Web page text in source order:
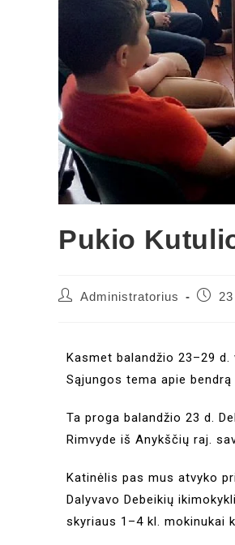
Pukio
Administratorius
Kasmet balandžio 23–29
Sąjungos tema apie
Ta proga balandžio 23 d.
Rimvyde iš Anykščių raj.
Katinėlis pas mus atvyko
Dalyvavo Debeikių
skyriaus 1–4 kl. mokinukai